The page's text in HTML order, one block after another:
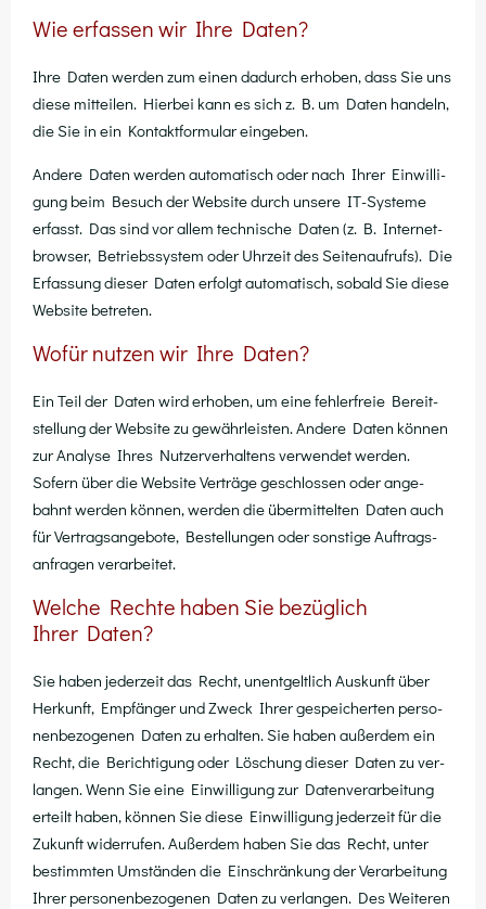
Wie erfassen wir Ihre Daten?
Ihre Daten wer­den zum einen dadurch erho­ben, dass Sie uns
die­se mit­tei­len. Hier­bei kann es sich z. B. um Daten han­deln,
die Sie in ein Kon­takt­for­mu­lar eingeben.
Ande­re Daten wer­den auto­ma­tisch oder nach Ihrer Ein­wil­li­
gung beim Besuch der Web­site durch unse­re IT-Sys­te­me
erfasst. Das sind vor allem tech­ni­sche Daten (z. B. Inter­net­
brow­ser, Betriebs­sys­tem oder Uhr­zeit des Sei­ten­auf­rufs). Die
Erfas­sung die­ser Daten erfolgt auto­ma­tisch, sobald Sie die­se
Web­site betreten.
Wofür nutzen wir Ihre Daten?
Ein Teil der Daten wird erho­ben, um eine feh­ler­freie Bereit­
stel­lung der Web­site zu gewähr­leis­ten. Ande­re Daten kön­nen
zur Ana­ly­se Ihres Nut­zer­ver­hal­tens ver­wen­det wer­den.
Sofern über die Web­site Ver­trä­ge geschlos­sen oder ange­
bahnt wer­den kön­nen, wer­den die über­mit­tel­ten Daten auch
für Ver­trags­an­ge­bo­te, Bestel­lun­gen oder sons­ti­ge Auf­trags­
an­fra­gen verarbeitet.
Welche Rechte haben Sie bezüglich
Ihrer Daten?
Sie haben jeder­zeit das Recht, unent­gelt­lich Aus­kunft über
Her­kunft, Emp­fän­ger und Zweck Ihrer gespei­cher­ten per­so­
nen­be­zo­ge­nen Daten zu erhal­ten. Sie haben außer­dem ein
Recht, die Berich­ti­gung oder Löschung die­ser Daten zu ver­
lan­gen. Wenn Sie eine Ein­wil­li­gung zur Daten­ver­ar­bei­tung
erteilt haben, kön­nen Sie die­se Ein­wil­li­gung jeder­zeit für die
Zukunft wider­ru­fen. Außer­dem haben Sie das Recht, unter
bestimm­ten Umstän­den die Ein­schrän­kung der Ver­ar­bei­tung
Ihrer per­so­nen­be­zo­ge­nen Daten zu ver­lan­gen. Des Wei­te­ren